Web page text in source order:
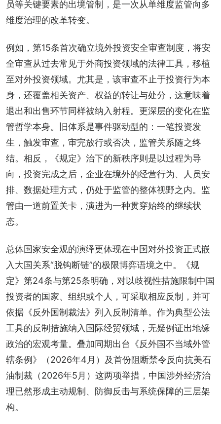
员等关键要素的出境管制，是一次从单维度监管向多
维度治理的改革转变。
例如，第15条首次确立境外投资安全审查制度，将安
全审查从过去常见于外商投资领域的法律工具，移植
至对外投资领域。尤其是，该审查不止于投资行为本
身，还覆盖相关资产、权益的转让与处分，这意味着
退出和出售环节同样被纳入射程。更深层的变化在监
管哲学本身。旧体系是事件驱动型的：一笔投资发
生，触发审查，审完放行或否决，监管关系随之终
结。相反，《规定》治下的新秩序则是以过程为导
向，投资完成之后，企业在境外的经营行为、人员安
排、数据处理方式，仍处于监管的整体视野之内。监
管由一道前置关卡，演进为一种贯穿始终的继续状
态。
总体国家安全观的演绎更体现在中国对外投资正式嵌
入大国关系“脱钩断链”的极限博弈语境之中。《规
定》第24条与第25条明确，对以歧视性措施限制中国
投资者的国家、组织或个人，可采取相应反制，并可
依据《反外国制裁法》列入反制清单。作为典型公法
工具的反制措施纳入国际经贸领域，无疑例证出地缘
政治的宏观考量。叠加同期出台《反外国不当域外管
辖条例》（2026年4月）及首份阻断禁令反向抗美石
油制裁（2026年5月）这两项举措，中国涉外经济治
理已然形成主动规制、防御反击与系统保障的三层架
构。